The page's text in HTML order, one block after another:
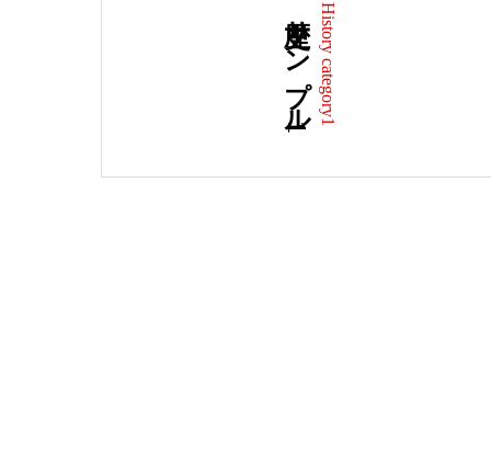
History category1
歴史サンプル1